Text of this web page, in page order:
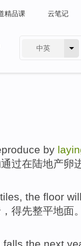
精品课 云笔记
中英
by
通过在陆地产卵
tiles, the floor
， 得先整平地面
falls the next